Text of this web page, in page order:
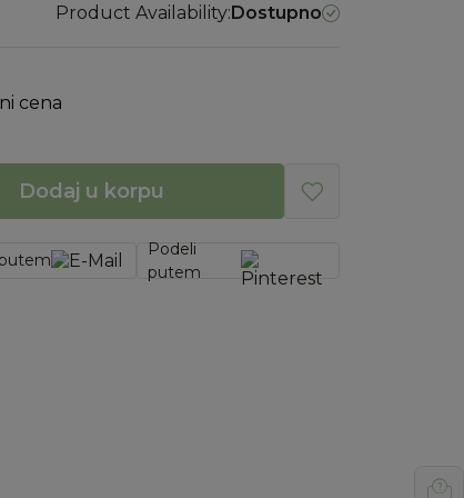
Product Availability:Dostupno
cena
Dodaj u korpu
Podeli
putem